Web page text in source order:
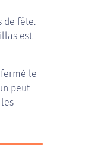
de fête.
est
le
peut